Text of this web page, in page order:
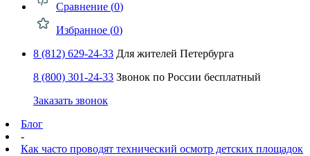
Сравнение (0)
Избранное (0)
8 (812) 629-24-33 Для жителей Петербурга
8 (800) 301-24-33 Звонок по России бесплатный
Заказать звонок
Блог
-
Как часто проводят технический осмотр детских площадок